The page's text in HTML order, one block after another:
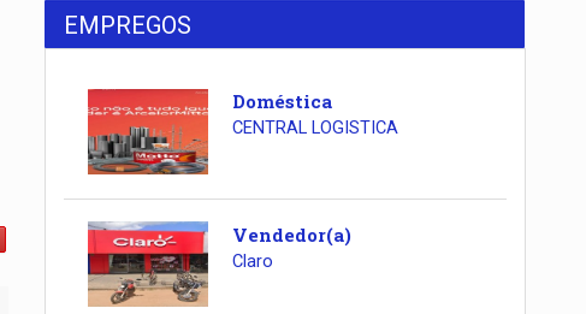
EMPREGOS
Doméstica
CENTRAL LOGISTICA
Vendedor(a)
Claro